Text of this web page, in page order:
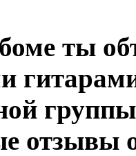
ты
отзывы